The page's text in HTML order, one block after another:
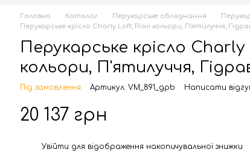
Головна Каталог Перукарське обладнання
Перукарське крісло Charly Loft, Різні кольори, П'ятилуччя,
Перукарське крісло Charly
кольори, П'ятилуччя,
Під замовлення Артикул: VM_891_gpb Написати
20 137 грн
Увійти для відображення накопичувальної знижки